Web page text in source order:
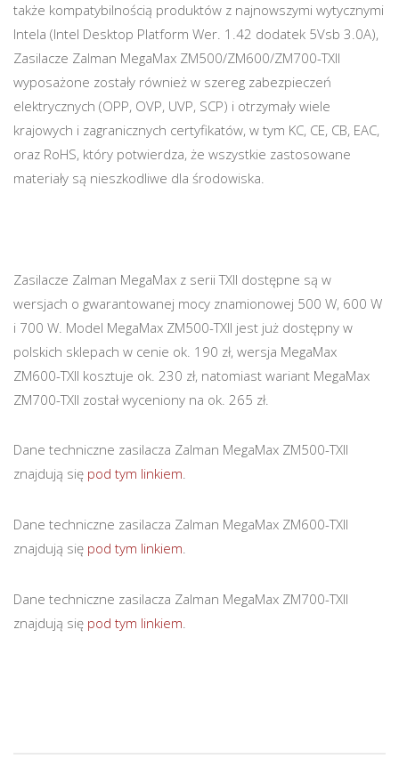
także kompatybilnością produktów z najnowszymi wytycznymi
Intela (Intel Desktop Platform Wer. 1.42 dodatek 5Vsb 3.0A),
Zasilacze Zalman MegaMax ZM500/ZM600/ZM700-TXII
wyposażone zostały również w szereg zabezpieczeń
elektrycznych (OPP, OVP, UVP, SCP) i otrzymały wiele
krajowych i zagranicznych certyfikatów, w tym KC, CE, CB, EAC,
oraz RoHS, który potwierdza, że wszystkie zastosowane
materiały są nieszkodliwe dla środowiska.
Zasilacze Zalman MegaMax z serii TXII dostępne są w
wersjach o gwarantowanej mocy znamionowej 500 W, 600 W
i 700 W. Model MegaMax ZM500-TXII jest już dostępny w
polskich sklepach w cenie ok. 190 zł, wersja MegaMax
ZM600-TXII kosztuje ok. 230 zł, natomiast wariant MegaMax
ZM700-TXII został wyceniony na ok. 265 zł.
Dane techniczne zasilacza Zalman MegaMax ZM500-TXII
znajdują się pod tym linkiem.
Dane techniczne zasilacza Zalman MegaMax ZM600-TXII
znajdują się pod tym linkiem.
Dane techniczne zasilacza Zalman MegaMax ZM700-TXII
znajdują się pod tym linkiem